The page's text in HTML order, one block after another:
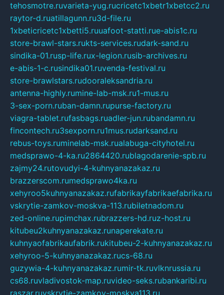
tehosmotre.ruvarieta-yug.rucricetc1xbetr1xbetcc2.ru
raytor-d.ruatillagunn.ru3d-file.ru
1xbeticricetc1xbetti5.ruuafoot-statti.rue-abis1c.ru
store-brawl-stars.rukts-services.rudark-sand.ru
sindika-01.rusp-life.rux-legion.rusib-archives.ru
e-abis-1-c.rusindika01.ruvenda-festival.ru
store-brawlstars.rudooraleksandria.ru
antenna-highly.rumine-lab-msk.ru1-mus.ru
3-sex-porn.ruban-damn.rupurse-factory.ru
viagra-tablet.rufasbags.ruadler-jun.rubandamn.ru
fincontech.ru3sexporn.ru1mus.rudarksand.ru
rebus-toys.ruminelab-msk.rualabuga-cityhotel.ru
medsprawo-4-ka.ru2864420.rublagodarenie-spb.ru
zajmy24.rutovudyi-4-kuhnyanazakaz.ru
brazzerscom.rumedsprawo4ka.ru
xehyroo5kuhnyanazakaz.rufabrikayfabrikaefabrika.ru
vskrytie-zamkov-moskva-113.rubiletnadom.ru
zed-online.rupimchax.rubrazzers-hd.ruz-host.ru
kitubeu2kuhnyanazakaz.runaperekate.ru
kuhnyaofabrikaufabrik.rukitubeu-2-kuhnyanazakaz.ru
xehyroo-5-kuhnyanazakaz.rucs-68.ru
guzywia-4-kuhnyanazakaz.rumir-tk.ruvlknrussia.ru
cs68.ruvladivostok-map.ruvideo-seks.rubankaribi.ru